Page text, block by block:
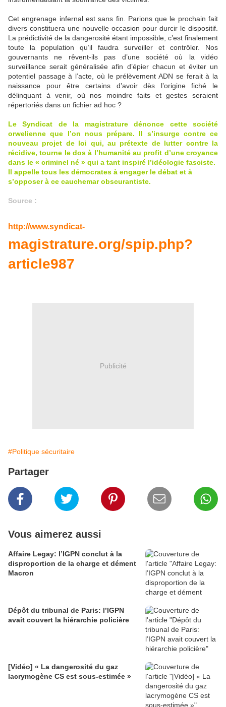
Cet engrenage infernal est sans fin. Parions que le prochain fait
divers constituera une nouvelle occasion pour durcir le dispositif.
La prédictivité de la dangerosité étant impossible, c’est finalement
toute la population qu’il faudra surveiller et contrôler. Nos
gouvernants ne rêvent-ils pas d’une société où la vidéo
surveillance serait généralisée afin d’épier chacun et éviter un
potentiel passage à l’acte, où le prélèvement ADN se ferait à la
naissance pour être certains d’avoir dès l’origine fiché le
délinquant à venir, où nos moindre faits et gestes seraient
répertoriés dans un fichier ad hoc ?
Le Syndicat de la magistrature dénonce cette société
orwelienne que l’on nous prépare. Il s’insurge contre ce
nouveau projet de loi qui, au prétexte de lutter contre la
récidive, tourne le dos à l’humanité au profit d’une croyance
dans le « criminel né » qui a tant inspiré l’idéologie fasciste.
Il appelle tous les démocrates à engager le débat et à
s’opposer à ce cauchemar obscurantiste.
Source :
http://www.syndicat-
magistrature.org/spip.php?
article987
Publicité
#Politique sécuritaire
Partager
Vous aimerez aussi
Affaire Legay: l’IGPN conclut à la
disproportion de la charge et dément
Macron
Dépôt du tribunal de Paris: l’IGPN
avait couvert la hiérarchie policière
[Vidéo] « La dangerosité du gaz
lacrymogène CS est sous-estimée »